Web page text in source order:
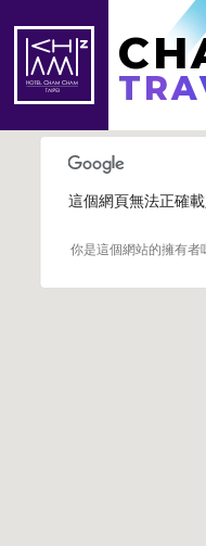
這個網頁無法正確載
你是這個網站的擁有者